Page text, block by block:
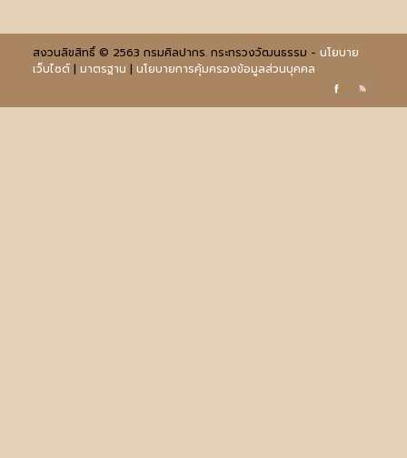
สงวนลิขสิทธิ์ © 2563 กรมศิลปากร. กระทรวงวัฒนธรรม - นโยบาย
เว็บไซต์| มาตรฐาน | นโยบายการคุ้มครองข้อมูลส่วนบุคคล